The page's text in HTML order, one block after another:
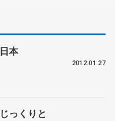
本
2012.01.27
っくりと